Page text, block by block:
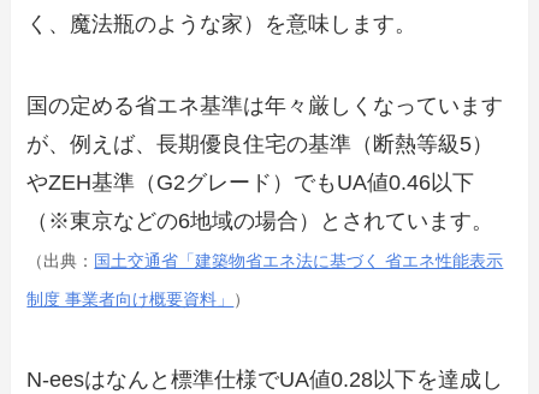
く、魔法瓶のような家）を意味します。
国の定める省エネ基準は年々厳しくなっています
が、例えば、長期優良住宅の基準（断熱等級5）
やZEH基準（G2グレード）でもUA値0.46以下
（※東京などの6地域の場合）とされています。
（出典： 国土交通省「建築物省エネ法に基づく 省エネ性能表示
制度 事業者向け概要資料」
）
N-eesはなんと標準仕様でUA値0.28以下を達成し